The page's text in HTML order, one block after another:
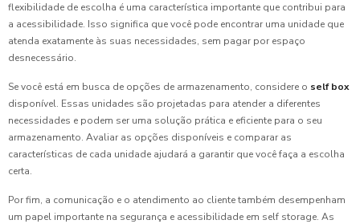
flexibilidade de escolha é uma característica importante que contribui para
a acessibilidade. Isso significa que você pode encontrar uma unidade que
atenda exatamente às suas necessidades, sem pagar por espaço
desnecessário.
Se você está em busca de opções de armazenamento, considere o self box
disponível. Essas unidades são projetadas para atender a diferentes
necessidades e podem ser uma solução prática e eficiente para o seu
armazenamento. Avaliar as opções disponíveis e comparar as
características de cada unidade ajudará a garantir que você faça a escolha
certa.
Por fim, a comunicação e o atendimento ao cliente também desempenham
um papel importante na segurança e acessibilidade em self storage. As